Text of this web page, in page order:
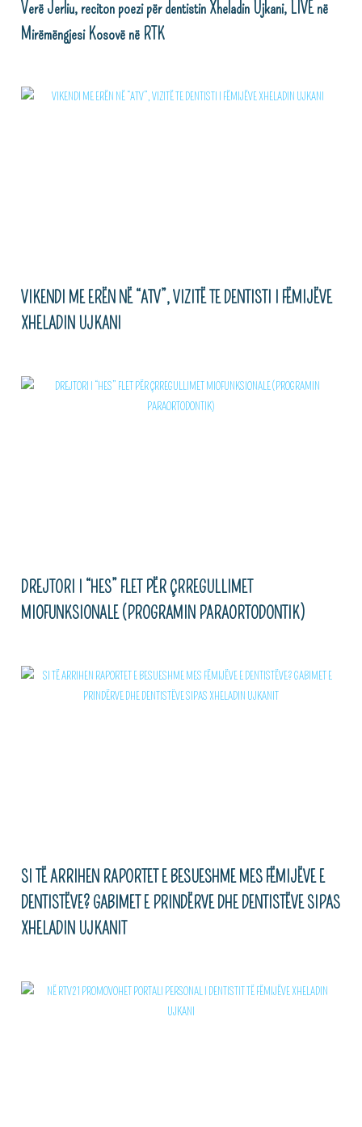
Verë Jerliu, reciton poezi për dentistin Xheladin Ujkani, LIVE në
Mirëmëngjesi Kosovë në RTK
VIKENDI ME ERËN NË “ATV”, VIZITË TE DENTISTI I FËMIJËVE
XHELADIN UJKANI
DREJTORI I “HES” FLET PËR ÇRREGULLIMET
MIOFUNKSIONALE (PROGRAMIN PARAORTODONTIK)
SI TË ARRIHEN RAPORTET E BESUESHME MES FËMIJËVE E
DENTISTËVE? GABIMET E PRINDËRVE DHE DENTISTËVE SIPAS
XHELADIN UJKANIT